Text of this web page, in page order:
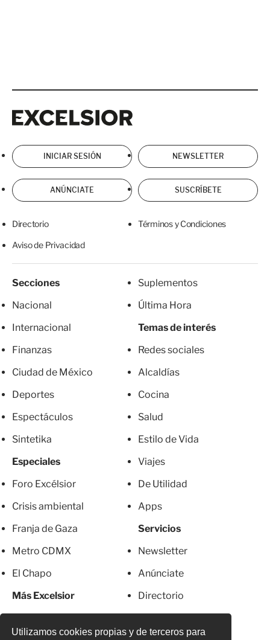
Utilizamos cookies propias y de terceros para
INICIAR SESIÓN NEWSLETTER
ANÚNCIATE SUSCRÍBETE
Directorio Términos y Condiciones
Aviso de Privacidad
Secciones
Nacional
Internacional
Finanzas
Ciudad de México
Deportes
Espectáculos
Sintetika
Especiales
Foro Excélsior
Crisis ambiental
Franja de Gaza
Metro CDMX
El Chapo
Más Excelsior
Suplementos
Última Hora
Temas de interés
Redes sociales
Alcaldías
Cocina
Salud
Estilo de Vida
Viajes
De Utilidad
Apps
Servicios
Newsletter
Anúnciate
Directorio